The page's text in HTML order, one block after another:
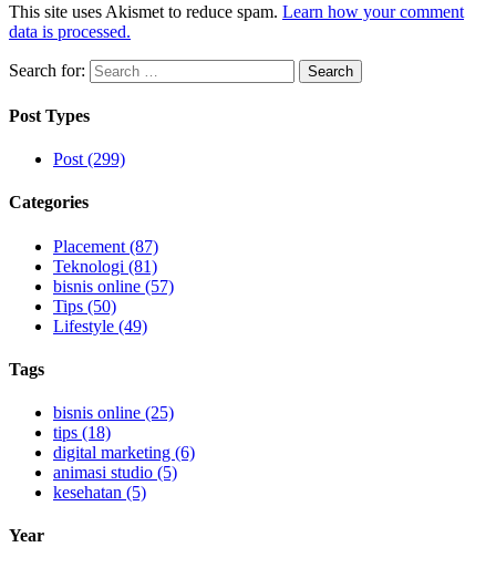
This site uses Akismet to reduce spam. Learn how your comment
data is processed.
Search for:
Post Types
Post (299)
Categories
Placement (87)
Teknologi (81)
bisnis online (57)
Tips (50)
Lifestyle (49)
Tags
bisnis online (25)
tips (18)
digital marketing (6)
animasi studio (5)
kesehatan (5)
Year